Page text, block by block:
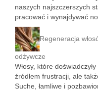
naszych najszczerszych
pracować i wynajdywać
Regeneracja
odżywcze
Włosy, które
źródłem frustracji, ale
Suche, łamliwe i